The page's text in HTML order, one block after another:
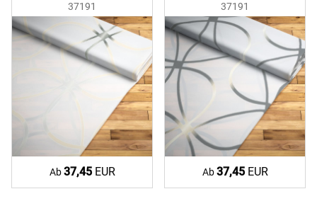
37191
Ab37,45EUR
37191
Ab37,45EUR